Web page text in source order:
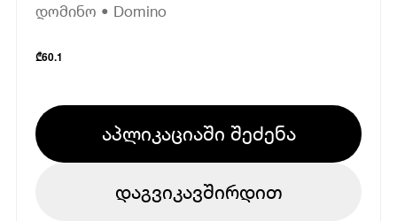
დომინო • Domino
₾60.1
აპლიკაციაში შეძენა
დაგვიკავშირდით